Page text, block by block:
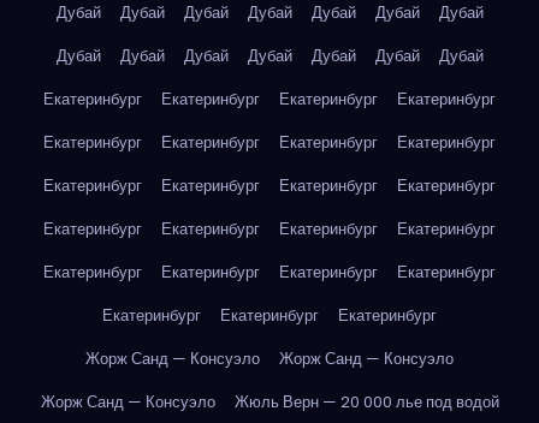
Дубай
Дубай Дубай Дубай Дубай Дубай
Дубай
Дубай
Дубай Дубай Дубай Дубай Дубай
Дубай
Екатеринбург
Екатеринбург Екатеринбург
Екатеринбург
Екатеринбург
Екатеринбург Екатеринбург
Екатеринбург
Екатеринбург
Екатеринбург Екатеринбург
Екатеринбург
Екатеринбург
Екатеринбург Екатеринбург
Екатеринбург
Екатеринбург
Екатеринбург Екатеринбург
Екатеринбург
Екатеринбург
Екатеринбург
Екатеринбург
Жорж Санд — Консуэло
Жорж Санд — Консуэло
Жорж Санд — Консуэло
Жюль Верн — 20 000 лье под водой